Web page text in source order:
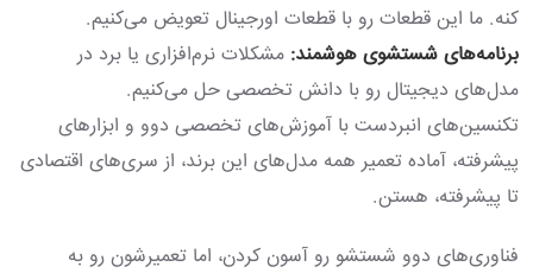
کنه. ما این قطعات رو با قطعات اورجینال تعویض می‌کنیم.
برنامه‌های شستشوی هوشمند: مشکلات نرم‌افزاری یا برد در
مدل‌های دیجیتال رو با دانش تخصصی حل می‌کنیم.
تکنسین‌های انبردست با آموزش‌های تخصصی دوو و ابزارهای
پیشرفته، آماده تعمیر همه مدل‌های این برند، از سری‌های اقتصادی
تا پیشرفته، هستن.
فناوری‌های دوو شستشو رو آسون کردن، اما تعمیرشون رو به